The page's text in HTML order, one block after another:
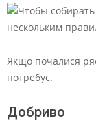
Якщо почалися
потребує.
Добриво